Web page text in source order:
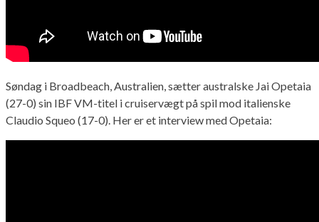
Søndag i Broadbeach, Australien, sætter australske Jai Opetaia
(27-0) sin IBF VM-titel i cruiservægt på spil mod italienske
Claudio Squeo (17-0). Her er et interview med Opetaia: